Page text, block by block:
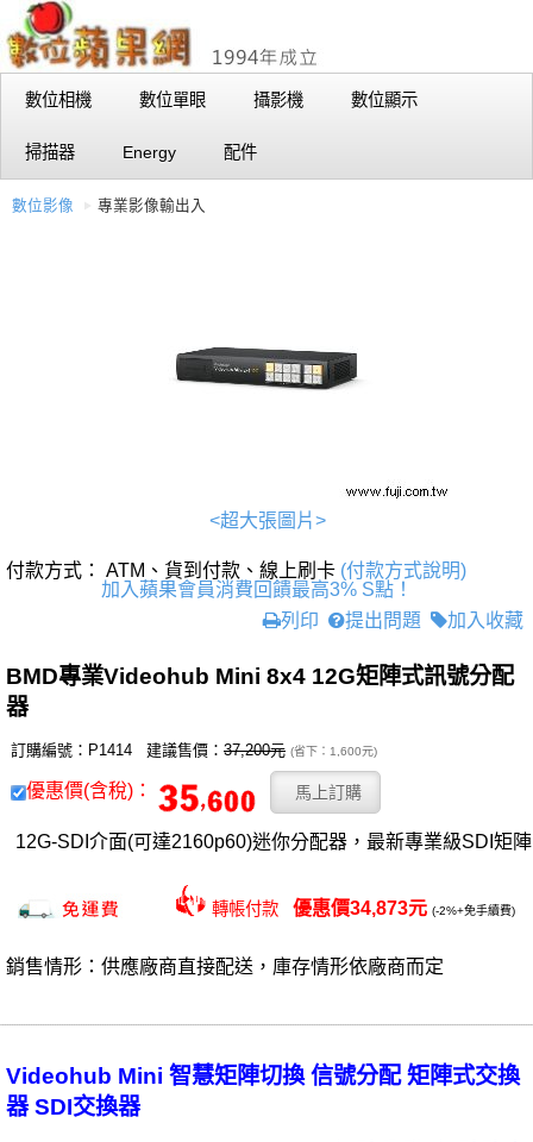
數位相機 數位單眼 攝影機 數位顯示
掃描器 Energy 配件
數位影像 專業影像輸出入
<超大張圖片>
付款方式： ATM、貨到付款、線上刷卡 (付款方式說明)
加入蘋果會員消費回饋最高3% S點！
列印
提出問題 加入收藏
BMD專業Videohub Mini 8x4 12G矩陣式訊號分配
器
訂購編號：P1414 建議售價： 37,200元 (省下：1,600元)
優惠價(含稅)：
12G-SDI介面(可達2160p60)迷你分配器，最新專業級SDI矩陣
轉帳付款 優惠價34,873元 (-2%+免手續費)
銷售情形：供應廠商直接配送，庫存情形依廠商而定
Videohub Mini 智慧矩陣切換 信號分配 矩陣式交換
器 SDI交換器